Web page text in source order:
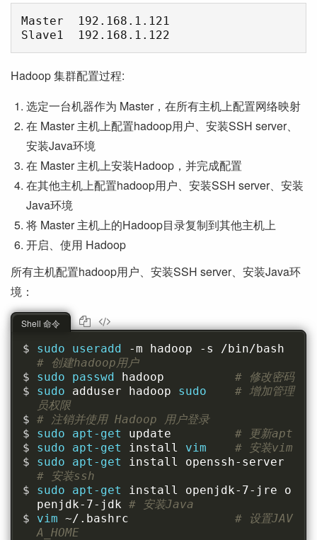
Master  192.168.1.121
Hadoop 集群配置过程:
选定一台机器作为 Master，在所有主机上配置网络映射
在 Master 主机上配置hadoop用户、安装SSH server、
安装Java环境
在 Master 主机上安装Hadoop，并完成配置
在其他主机上配置hadoop用户、安装SSH server、安装
Java环境
将 Master 主机上的Hadoop目录复制到其他主机上
开启、使用 Hadoop
所有主机配置hadoop用户、安装SSH server、安装Java环
境：
sudo useradd
# 创建hadoop用户
sudo passwd hadoop # 修改密码
sudo adduser hadoop sudo # 增加管理
员权限
# 注销并使用 Hadoop 用户登录
sudo apt-get update # 更新apt
sudo apt-get
install vim # 安装vim
sudo apt-get
# 安装ssh
sudo apt-get
install openjdk-7-jre o
penjdk-7-jdk # 安装Java
vim ~/.bashrc # 设置JAV
A_HOME
Shell 命令